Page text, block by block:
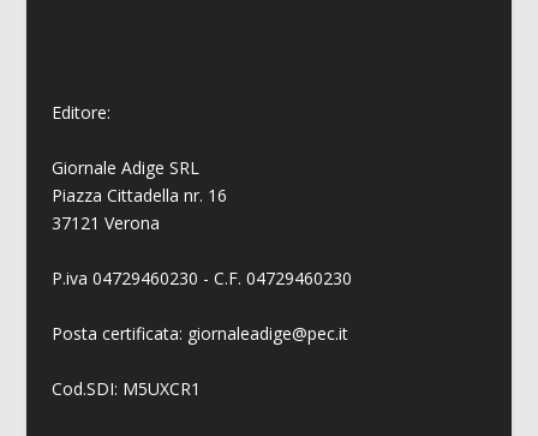
Editore:
Giornale Adige SRL
Piazza Cittadella nr. 16
37121 Verona
P.iva 04729460230 - C.F. 04729460230
Posta certificata: giornaleadige@pec.it
Cod.SDI: M5UXCR1